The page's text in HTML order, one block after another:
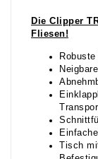
Die Clipper
Fliesen!
Tisch